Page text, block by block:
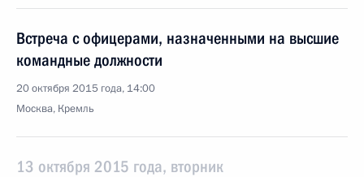
Встреча с офицерами, назначенными на высшие
командные должности
20 октября 2015 года, 14:00
Москва, Кремль
13 октября 2015 года, вторник